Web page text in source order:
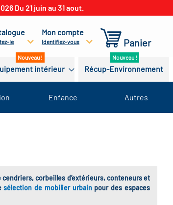
Du 21 juin au 31 aout.
le
Mon compte
Identifiez-vous Panier
intérieur Récup-Environnement
Enfance Autres
corbeilles d’extérieurs, conteneurs et
sélection de mobilier urbainpour des espaces